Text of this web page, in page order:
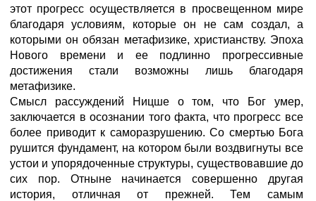
этот прогресс осуществляется в просвещенном мире
благодаря условиям, которые он не сам создал, а
которыми он обязан метафизике, христианству. Эпоха
Нового времени и ее подлинно прогрессивные
достижения стали возможны лишь благодаря
метафизике.
Смысл рассуждений Ницше о том, что Бог умер,
заключается в осознании того факта, что прогресс все
более приводит к саморазрушению. Со смертью Бога
рушится фундамент, на котором были воздвигнуты все
устои и упорядоченные структуры, существовавшие до
сих пор. Отныне начинается совершенно другая
история, отличная от прежней. Тем самым